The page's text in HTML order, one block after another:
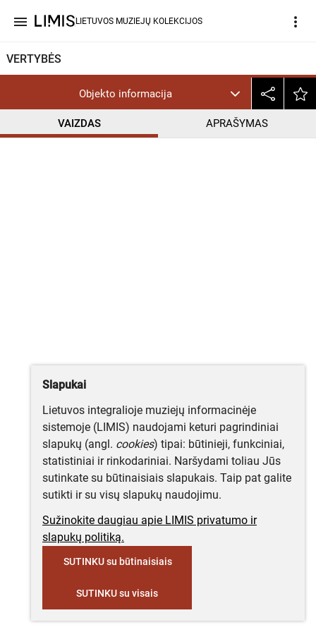
menu LIETUVOS MUZIEJŲ KOLEKCIJOS more_vert
VERTYBĖS
Objekto informacija
VAIZDAS APRAŠYMAS
Slapukai
Lietuvos integralioje muziejų informacinėje
sistemoje (LIMIS) naudojami keturi pagrindiniai
slapukų (angl. cookies) tipai: būtinieji, funkciniai,
statistiniai ir rinkodariniai. Naršydami toliau Jūs
sutinkate su būtinaisiais slapukais. Taip pat galite
sutikti ir su visų slapukų naudojimu.
Sužinokite daugiau apie LIMIS privatumo ir
slapukų politiką.
SUTINKU su būtinaisiais
SUTINKU su visais